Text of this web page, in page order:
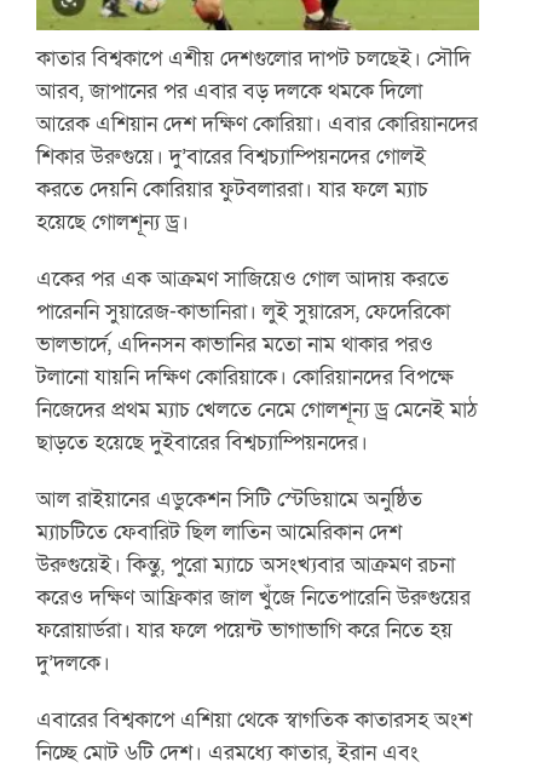
কাতার বিশ্বকাপে এশীয় দেশগুলোর দাপট চলছেই। সৌদি
আরব, জাপানের পর এবার বড় দলকে থমকে দিলো
আরেক এশিয়ান দেশ দক্ষিণ কোরিয়া। এবার কোরিয়ানদের
শিকার উরুগুয়ে। দু’বারের বিশ্বচ্যাম্পিয়নদের গোলই
করতে দেয়নি কোরিয়ার ফুটবলাররা। যার ফলে ম্যাচ
হয়েছে গোলশূন্য ড্র।
একের পর এক আক্রমণ সাজিয়েও গোল আদায় করতে
পারেননি সুয়ারেজ-কাভানিরা। লুই সুয়ারেস, ফেদেরিকো
ভালভার্দে, এদিনসন কাভানির মতো নাম থাকার পরও
টলানো যায়নি দক্ষিণ কোরিয়াকে। কোরিয়ানদের বিপক্ষে
নিজেদের প্রথম ম্যাচ খেলতে নেমে গোলশূন্য ড্র মেনেই মাঠ
ছাড়তে হয়েছে দুইবারের বিশ্বচ্যাম্পিয়নদের।
আল রাইয়ানের এডুকেশন সিটি স্টেডিয়ামে অনুষ্ঠিত
ম্যাচটিতে ফেবারিট ছিল লাতিন আমেরিকান দেশ
উরুগুয়েই। কিন্তু, পুরো ম্যাচে অসংখ্যবার আক্রমণ রচনা
করেও দক্ষিণ আফ্রিকার জাল খুঁজে নিতেপারেনি উরুগুয়ের
ফরোয়ার্ডরা। যার ফলে পয়েন্ট ভাগাভাগি করে নিতে হয়
দু’দলকে।
এবারের বিশ্বকাপে এশিয়া থেকে স্বাগতিক কাতারসহ অংশ
নিচ্ছে মোট ৬টি দেশ। এরমধ্যে কাতার, ইরান এবং